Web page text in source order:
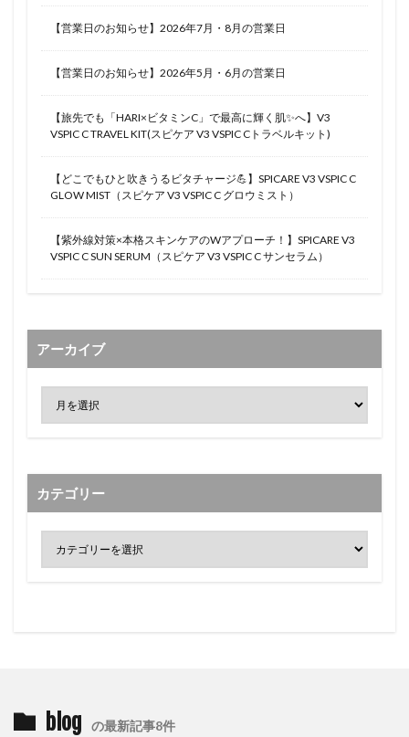
【営業日のお知らせ】2026年7月・8月の営業日
【営業日のお知らせ】2026年5月・6月の営業日
【旅先でも「HARI×ビタミンC」で最高に輝く肌✨へ】V3
VSPIC C TRAVEL KIT(スピケア V3 VSPIC Cトラベルキット)
【どこでもひと吹きうるビタチャージ💪】SPICARE V3 VSPIC C
GLOW MIST（スピケア V3 VSPIC C グロウミスト）
【紫外線対策×本格スキンケアのWアプローチ！】SPICARE V3
VSPIC C SUN SERUM（スピケア V3 VSPIC C サンセラム）
アーカイブ
カテゴリー
blog の最新記事8件